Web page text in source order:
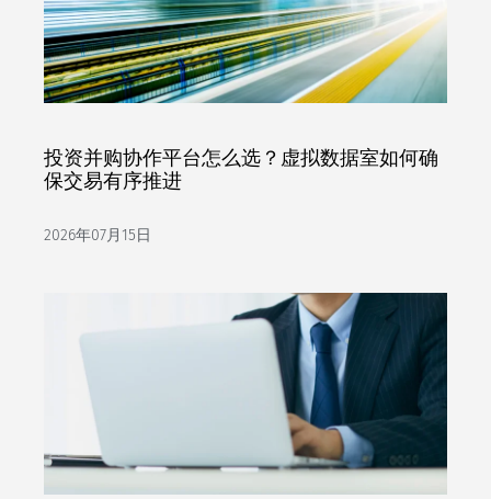
投资并购协作平台怎么选？虚拟数据室如何确
保交易有序推进
2026年07月15日